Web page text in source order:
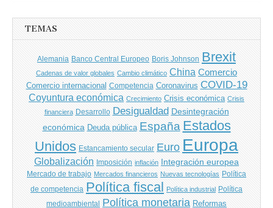
TEMAS
Alemania Banco Central Europeo Boris Johnson Brexit
Cadenas de valor globales Cambio climático China Comercio
Comercio internacional Competencia Coronavirus COVID-19
Coyuntura económica Crecimiento Crisis económica Crisis
financiera Desarrollo Desigualdad Desintegración
económica Deuda pública España Estados
Unidos Estancamiento secular Euro Europa
Globalización Imposición inflación Integración europea
Mercado de trabajo Mercados financieros Nuevas tecnologías Política
de competencia Política fiscal Política industrial Política
medioambiental Política monetaria Reformas